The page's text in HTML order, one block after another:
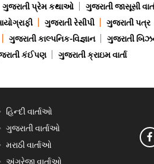
ગુજરાતી પ્રેમ કથાઓ ગુજરાતી જાસૂસી
ગુજરાતી રેસીપી ગુજરાતી પત્ર
ગુજરાતી કાલ્પનિક-વિજ્ઞાન ગુજરાતી
કંઈપણ ગુજરાતી ક્રાઇમ વાર્તા
હિન્દી વાર્તાઓ
ગુજરાતી વાર્તાઓ
મરાઠી વાર્તાઓ
અંગ્રેજી વાર્તાઓ